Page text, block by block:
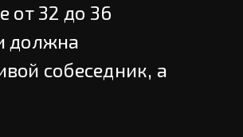
от 32 до 36
должна
собеседник, а